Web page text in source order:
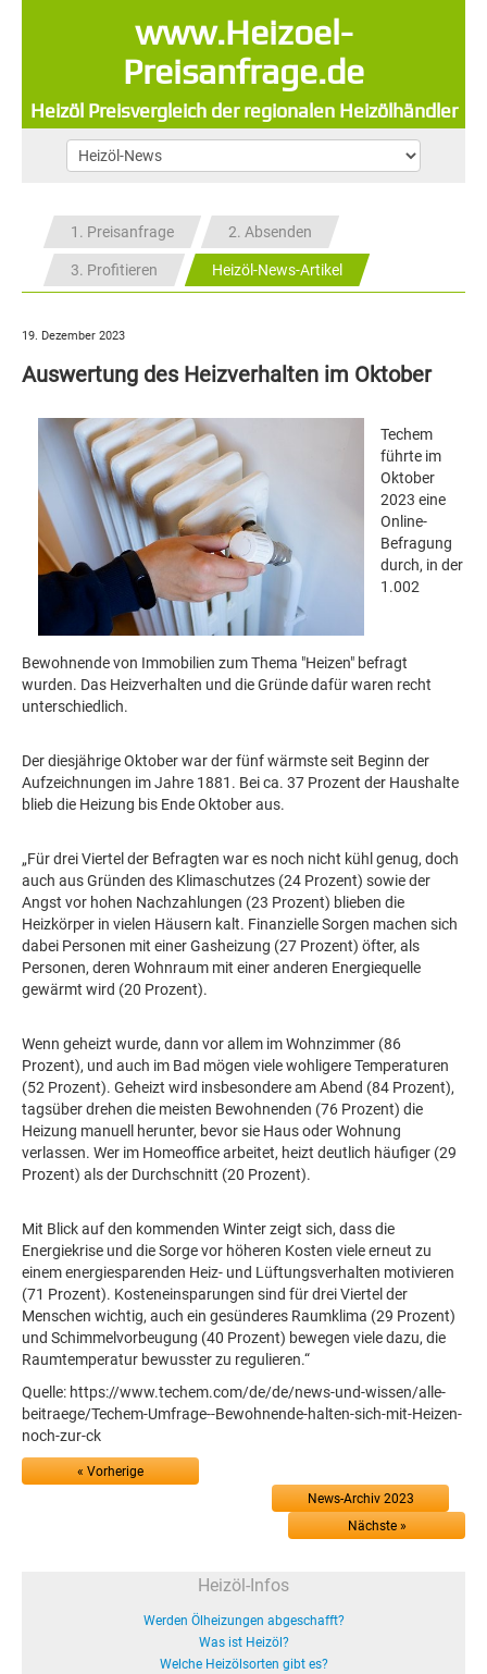
www.Heizoel-
Preisanfrage.de
Heizöl Preisvergleich der regionalen Heizölhändler
1. Preisanfrage 2. Absenden
3. Profitieren Heizöl-News-Artikel
19. Dezember 2023
Auswertung des Heizverhalten im Oktober
Techem
führte im
Oktober
2023 eine
Online-
Befragung
durch, in der
1.002
Bewohnende von Immobilien zum Thema "Heizen" befragt
wurden. Das Heizverhalten und die Gründe dafür waren recht
unterschiedlich.
Der diesjährige Oktober war der fünf wärmste seit Beginn der
Aufzeichnungen im Jahre 1881. Bei ca. 37 Prozent der Haushalte
blieb die Heizung bis Ende Oktober aus.
„Für drei Viertel der Befragten war es noch nicht kühl genug, doch
auch aus Gründen des Klimaschutzes (24 Prozent) sowie der
Angst vor hohen Nachzahlungen (23 Prozent) blieben die
Heizkörper in vielen Häusern kalt. Finanzielle Sorgen machen sich
dabei Personen mit einer Gasheizung (27 Prozent) öfter, als
Personen, deren Wohnraum mit einer anderen Energiequelle
gewärmt wird (20 Prozent).
Wenn geheizt wurde, dann vor allem im Wohnzimmer (86
Prozent), und auch im Bad mögen viele wohligere Temperaturen
(52 Prozent). Geheizt wird insbesondere am Abend (84 Prozent),
tagsüber drehen die meisten Bewohnenden (76 Prozent) die
Heizung manuell herunter, bevor sie Haus oder Wohnung
verlassen. Wer im Homeoffice arbeitet, heizt deutlich häufiger (29
Prozent) als der Durchschnitt (20 Prozent).
Mit Blick auf den kommenden Winter zeigt sich, dass die
Energiekrise und die Sorge vor höheren Kosten viele erneut zu
einem energiesparenden Heiz- und Lüftungsverhalten motivieren
(71 Prozent). Kosteneinsparungen sind für drei Viertel der
Menschen wichtig, auch ein gesünderes Raumklima (29 Prozent)
und Schimmelvorbeugung (40 Prozent) bewegen viele dazu, die
Raumtemperatur bewusster zu regulieren.“
Quelle: https://www.techem.com/de/de/news-und-wissen/alle-
beitraege/Techem-Umfrage--Bewohnende-halten-sich-mit-Heizen-
noch-zur-ck
« Vorherige
News-Archiv 2023
Nächste »
Heizöl-Infos
Werden Ölheizungen abgeschafft?
Was ist Heizöl?
Welche Heizölsorten gibt es?